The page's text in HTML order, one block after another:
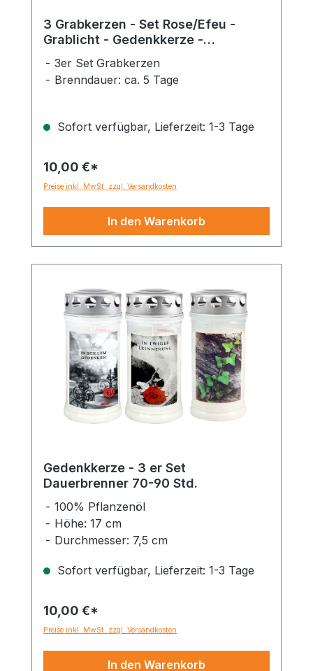
3 Grabkerzen - Set Rose/Efeu -
Grablicht - Gedenkkerze -
3er Set Grabkerzen
Brenndauer: ca. 5 Tage
Sofort verfügbar, Lieferzeit: 1-3 Tage
10,00 €*
Preise inkl. MwSt. zzgl. Versandkosten
In den Warenkorb
Gedenkkerze - 3 er Set
Dauerbrenner 70-90 Std.
100% Pflanzenöl
Höhe: 17 cm
Durchmesser: 7,5 cm
Sofort verfügbar, Lieferzeit: 1-3 Tage
10,00 €*
Preise inkl. MwSt. zzgl. Versandkosten
In den Warenkorb